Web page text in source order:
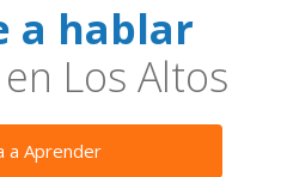
a hablar
Los Altos
a Aprender